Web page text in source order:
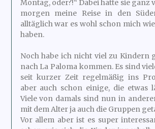
Montag, oder?!“ Dabei hatte sie ganz
morgen meine Reise in den
alltäglich war es wohl schon mich
haben.
Noch habe ich nicht viel zu Kindern
nach La Paloma kommen. Es sind
seit kurzer Zeit regelmäßig ins
aber auch schon einige, die etwas
Viele von damals sind nun in
mit dem Alter ja auch die Gruppen
Vor allem aber ist es super